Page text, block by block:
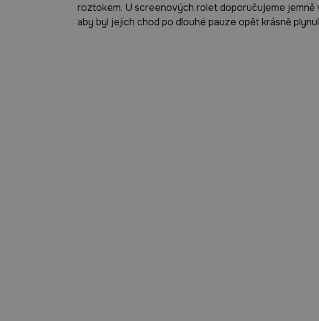
roztokem. U screenových rolet doporučujeme jemně
aby byl jejich chod po dlouhé pauze opět krásně